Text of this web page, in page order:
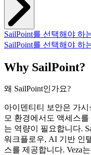
SailPoint를 선택해야 하
SailPoint를 선택해야 하
Why SailPoint?
왜 SailPoint인가요?
아이덴티티 보안은 가
모 환경에서도 액세스
는 역량이 필요합니다.
워크플로우, AI 기반 인
스를 제공합니다. Veza